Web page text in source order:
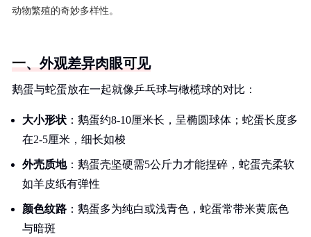
动物繁殖的奇妙多样性。
一、外观差异肉眼可见
鹅蛋与蛇蛋放在一起就像乒乓球与橄榄球的对比：
大小形状 ：鹅蛋约8-10厘米长，呈椭圆球体；蛇蛋长度多
在2-5厘米，细长如梭
外壳质地：鹅蛋壳坚硬需5公斤力才能捏碎，蛇蛋壳柔软
如羊皮纸有弹性
颜色纹路 ：鹅蛋多为纯白或浅青色，蛇蛋常带米黄底色
与暗斑